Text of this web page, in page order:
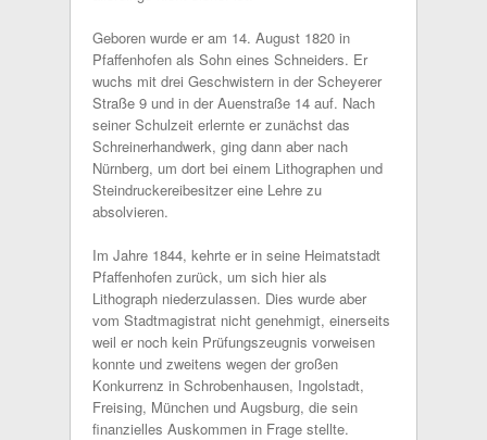
Geboren wurde er am 14. August 1820 in
Pfaffenhofen als Sohn eines Schneiders. Er
wuchs mit drei Geschwistern in der Scheyerer
Straße 9 und in der Auenstraße 14 auf. Nach
seiner Schulzeit erlernte er zunächst das
Schreinerhandwerk, ging dann aber nach
Nürnberg, um dort bei einem Lithographen und
Steindruckereibesitzer eine Lehre zu
absolvieren.
Im Jahre 1844, kehrte er in seine Heimatstadt
Pfaffenhofen zurück, um sich hier als
Lithograph niederzulassen. Dies wurde aber
vom Stadtmagistrat nicht genehmigt, einerseits
weil er noch kein Prüfungszeugnis vorweisen
konnte und zweitens wegen der großen
Konkurrenz in Schrobenhausen, Ingolstadt,
Freising, München und Augsburg, die sein
finanzielles Auskommen in Frage stellte.